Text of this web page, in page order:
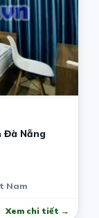
Đà Nẵng
Nam
Xem chi tiết →